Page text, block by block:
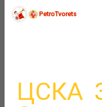
PetroTvorets
ЦСКА